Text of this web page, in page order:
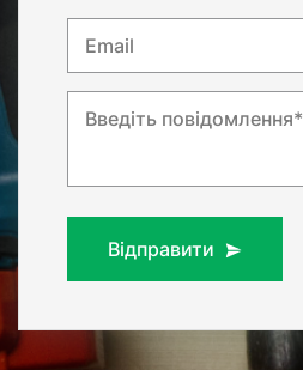
Email
Введіть повідомлення*
Відправити